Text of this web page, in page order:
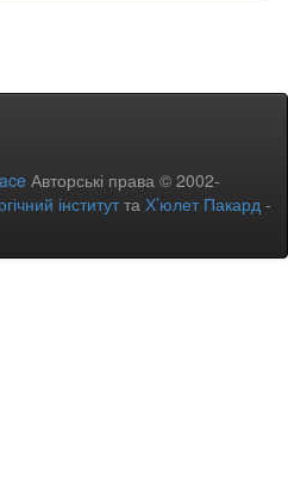
Авторські права © 2002-
інститутта Х’юлет Пакард -